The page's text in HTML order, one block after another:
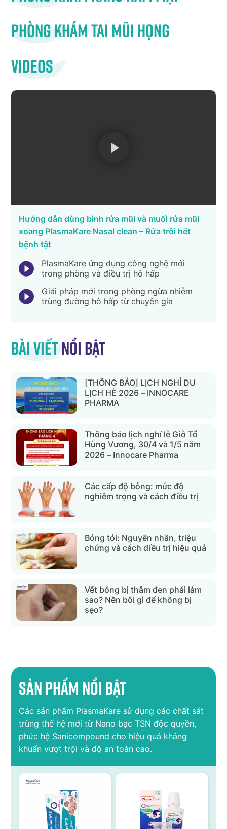
Phòng khám tai mũi họng
Videos
Hướng dẫn dùng bình rửa mũi và muối rửa mũi
xoang PlasmaKare Nasal clean – Rửa trôi hết
bệnh tật
PlasmaKare ứng dụng công nghệ mới
trong phòng và điều trị hô hấp
Giải pháp mới trong phòng ngừa nhiễm
trùng đường hô hấp từ chuyên gia
Bài viếtnổi bật
[THÔNG BÁO] LỊCH NGHỈ DU
LỊCH HÈ 2026 – INNOCARE
PHARMA
Thông báo lịch nghỉ lễ Giỗ Tổ
Hùng Vương, 30/4 và 1/5 năm
2026 – Innocare Pharma
Các cấp độ bỏng: mức độ
nghiêm trọng và cách điều trị
Bỏng tỏi: Nguyên nhân, triệu
chứng và cách điều trị hiệu quả
Vết bỏng bị thâm đen phải làm
sao? Nên bôi gì để không bị
sẹo?
Sản phẩm nổi bật
Các sản phẩm PlasmaKare sử dụng các chất sát
trùng thế hệ mới từ Nano bạc TSN độc quyền,
phức hệ Sanicompound cho hiệu quả kháng
khuẩn vượt trội và độ an toàn cao.